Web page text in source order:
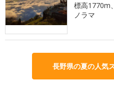
標高1770m
ノラマ
長野県の夏の人気